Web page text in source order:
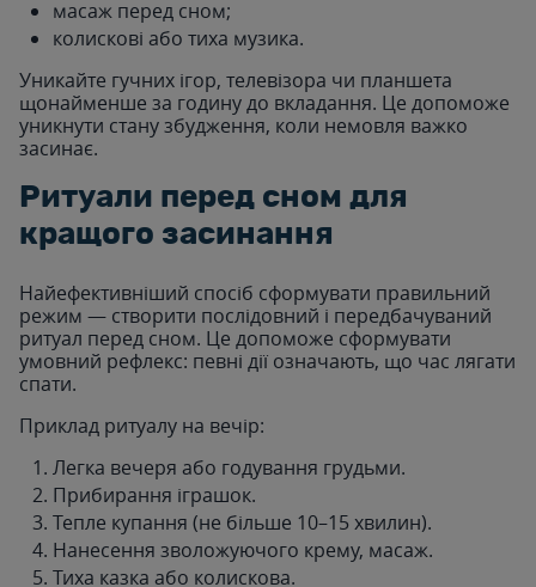
масаж перед сном;
колискові або тиха музика.
Уникайте гучних ігор, телевізора чи планшета
щонайменше за годину до вкладання. Це допоможе
уникнути стану збудження, коли немовля важко
засинає.
Ритуали перед сном для
кращого засинання
Найефективніший спосіб сформувати правильний
режим — створити послідовний і передбачуваний
ритуал перед сном. Це допоможе сформувати
умовний рефлекс: певні дії означають, що час лягати
спати.
Приклад ритуалу на вечір:
Легка вечеря або годування грудьми.
Прибирання іграшок.
Тепле купання (не більше 10–15 хвилин).
Нанесення зволожуючого крему, масаж.
Тиха казка або колискова.